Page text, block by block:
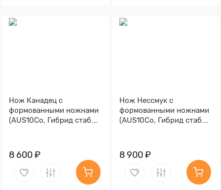
Нож Канадец с
формованными ножнами
(AUS10Co, Гибрид стаб.
8 600 ₽
Нож Нессмук с
формованными ножнами
(AUS10Co, Гибрид стаб.
8 900 ₽